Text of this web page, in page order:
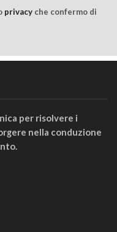
privacy che confermo di
per risolvere i
nella conduzione